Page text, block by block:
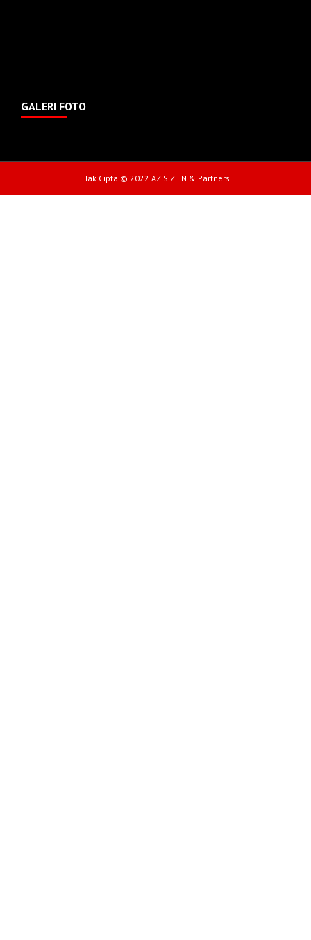
GALERI FOTO
Hak Cipta © 2022 AZIS ZEIN & Partners